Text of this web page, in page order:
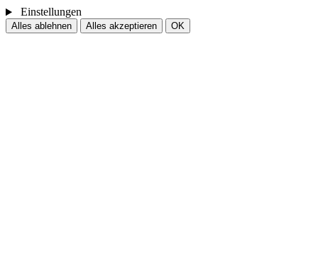
Einstellungen
Alles ablehnen Alles akzeptieren OK